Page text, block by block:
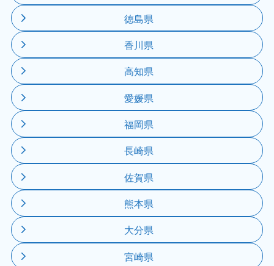
徳島県
香川県
高知県
愛媛県
福岡県
長崎県
佐賀県
熊本県
大分県
宮崎県